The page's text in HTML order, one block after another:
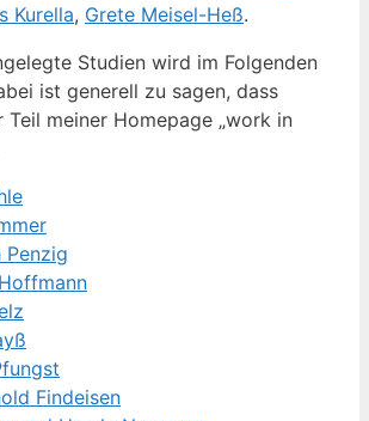
Kurel­la, Gre­te Mei­sel-Heß.
Stu­di­en wird im Fol­gen­den
ist gene­rell zu sagen, dass
Teil mei­ner Home­page „work in
Pen­zig
Findeisen